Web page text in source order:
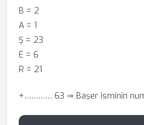
B = 2
A = 1
Ş = 23
E = 6
R = 21
+………… 63 ⇒ Başer isminin